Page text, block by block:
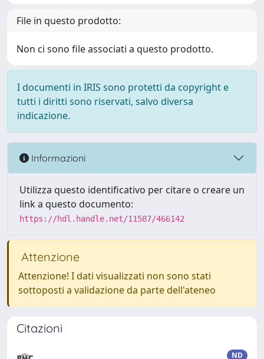
File in questo prodotto:
Non ci sono file associati a questo prodotto.
I documenti in IRIS sono protetti da copyright e
tutti i diritti sono riservati, salvo diversa
indicazione.
Informazioni
Utilizza questo identificativo per citare o creare un
link a questo documento:
https://hdl.handle.net/11587/466142
Attenzione
Attenzione! I dati visualizzati non sono stati
sottoposti a validazione da parte dell'ateneo
Citazioni
ND